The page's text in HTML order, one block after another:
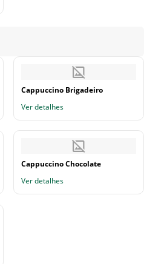
Cappuccino Brigadeiro
Ver detalhes
Cappuccino Chocolate
Ver detalhes